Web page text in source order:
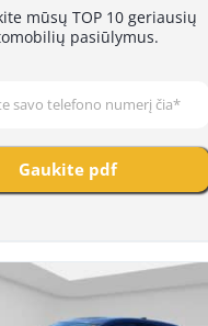
mūsų TOP 10 geriausių
pasiūlymus.
Gaukite pdf